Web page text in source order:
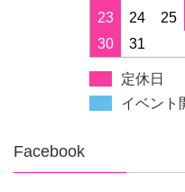
23
24 25
30
31
定休日
イベント
Facebook